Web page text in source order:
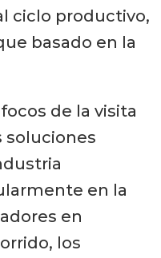
ciclo productivo,
basado en la
de la visita
soluciones
en la
en
los